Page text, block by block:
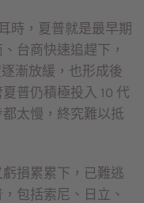
時，夏普就是最早期
台商快速追趕下，
漸放緩，也形成後
普仍積極投入 10 代
太慢，終究難以抵
損累累下，已難逃
包括索尼、日立、